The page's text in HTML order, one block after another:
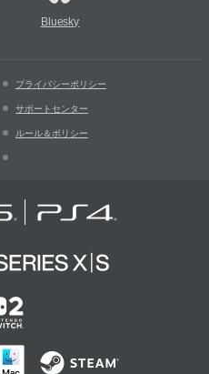
Bluesky
プライバシーポリシー
サポートセンター
ルール＆ポリシー